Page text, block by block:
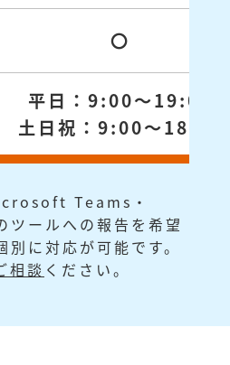
〇
平日：9:00～19:00
土日祝：9:00～18:00
Teams・
ールへの報告を希望
に対応が可能です。
相談 ください。